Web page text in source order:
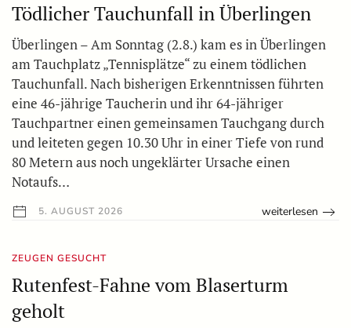
Tödlicher Tauchunfall in Überlingen
Überlingen – Am Sonntag (2.8.) kam es in Überlingen
am Tauchplatz „Tennisplätze“ zu einem tödlichen
Tauchunfall. Nach bisherigen Erkenntnissen führten
eine 46-jährige Taucherin und ihr 64-jähriger
Tauchpartner einen gemeinsamen Tauchgang durch
und leiteten gegen 10.30 Uhr in einer Tiefe von rund
80 Metern aus noch ungeklärter Ursache einen
Notaufs…
5. AUGUST 2026 weiterlesen
ZEUGEN GESUCHT
Rutenfest-Fahne vom Blaserturm
geholt